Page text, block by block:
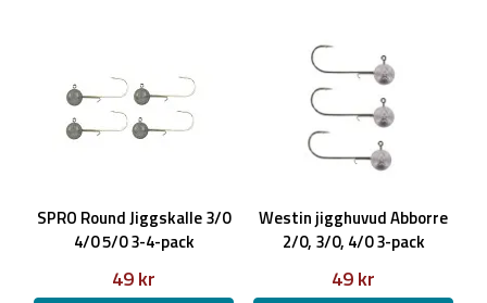
SPRO Round Jiggskalle 3/0
4/0 5/0 3-4-pack
49 kr
Westin jigghuvud Abborre
2/0, 3/0, 4/0 3-pack
49 kr